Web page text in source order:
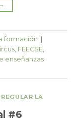
→
formación
FEECSE
enseñanzas
REGULAR LA
#6